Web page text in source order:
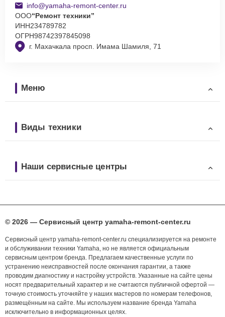
г. Махачкала просп. Имама Шамиля, 71
info@yamaha-remont-center.ru
ООО“Ремонт техники”
ИНН234789782
ОГРН98742397845098
Меню
Виды техники
Наши сервисные центры
© 2026 — Сервисный центр yamaha-remont-center.ru
Сервисный центр yamaha-remont-center.ru специализируется на ремонте
и обслуживании техники Yamaha, но не является официальным
сервисным центром бренда. Предлагаем качественные услуги по
устранению неисправностей после окончания гарантии, а также
проводим диагностику и настройку устройств. Указанные на сайте цены
носят предварительный характер и не считаются публичной офертой —
точную стоимость уточняйте у наших мастеров по номерам телефонов,
размещённым на сайте. Мы используем название бренда Yamaha
исключительно в информационных целях.